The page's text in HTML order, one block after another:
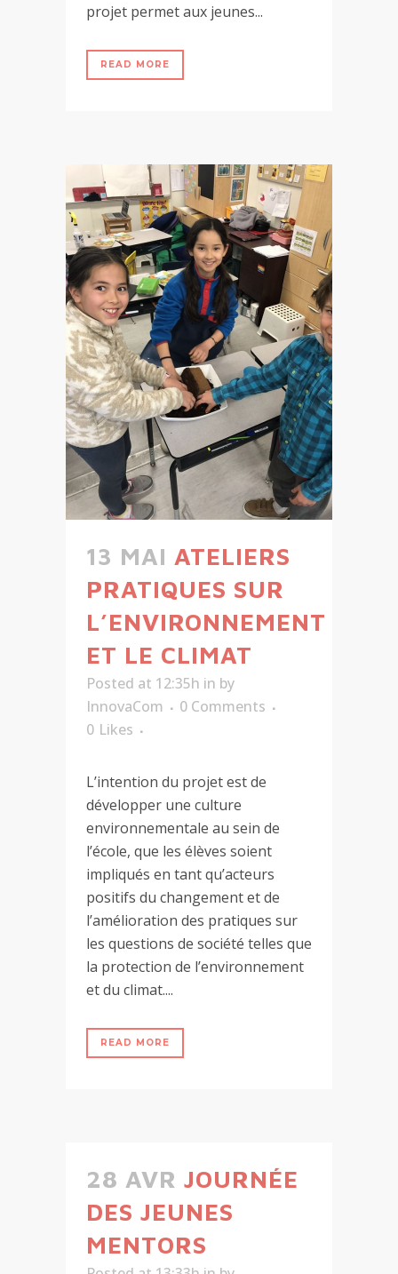
projet permet aux jeunes...
READ MORE
13 MAI ATELIERS
PRATIQUES SUR
L’ENVIRONNEMENT
ET LE CLIMAT
Posted at 12:35h in by
InnovaCom
0 Comments
0 Likes
L’intention du projet est de
développer une culture
environnementale au sein de
l’école, que les élèves soient
impliqués en tant qu’acteurs
positifs du changement et de
l’amélioration des pratiques sur
les questions de société telles que
la protection de l’environnement
et du climat....
READ MORE
28 AVR JOURNÉE
DES JEUNES
MENTORS